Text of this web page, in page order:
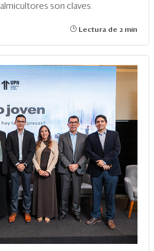
son claves.
Lectura de 2 min